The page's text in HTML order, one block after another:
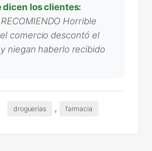
dicen los clientes:
Horrible
comercio descontó el
niegan haberlo recibido
droguerias , farmacia